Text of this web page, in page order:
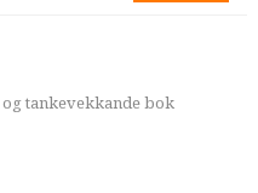
tankevekkande bok